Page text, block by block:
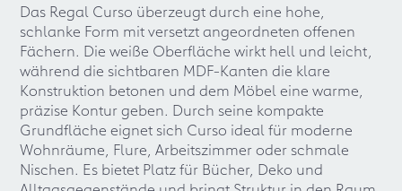
Das Regal Curso überzeugt durch eine hohe,
schlanke Form mit versetzt angeordneten offenen
Fächern. Die weiße Oberfläche wirkt hell und leicht,
während die sichtbaren MDF-Kanten die klare
Konstruktion betonen und dem Möbel eine warme,
präzise Kontur geben. Durch seine kompakte
Grundfläche eignet sich Curso ideal für moderne
Wohnräume, Flure, Arbeitszimmer oder schmale
Nischen. Es bietet Platz für Bücher, Deko und